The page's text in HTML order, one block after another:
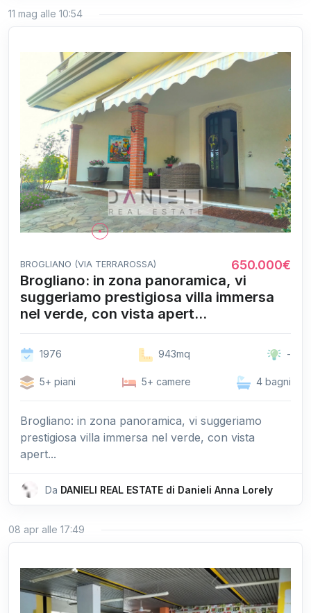
11 mag alle 10:54
BROGLIANO (VIA TERRAROSSA) 650.000€
Brogliano: in zona panoramica, vi
suggeriamo prestigiosa villa immersa
nel verde, con vista apert...
1976 943mq -
5+ piani 5+ camere 4 bagni
Brogliano: in zona panoramica, vi suggeriamo
prestigiosa villa immersa nel verde, con vista
apert...
Da DANIELI REAL ESTATE di Danieli Anna Lorely
08 apr alle 17:49